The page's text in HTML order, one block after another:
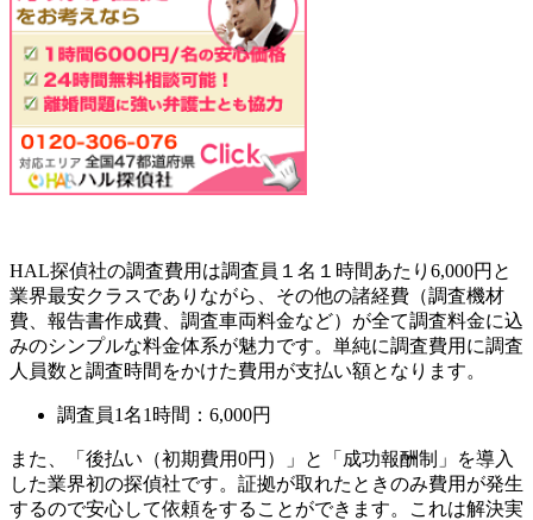
HAL探偵社の調査費用は調査員１名１時間あたり6,000円と
業界最安クラスでありながら、その他の諸経費（調査機材
費、報告書作成費、調査車両料金など）が全て調査料金に込
みのシンプルな料金体系が魅力です。単純に調査費用に調査
人員数と調査時間をかけた費用が支払い額となります。
調査員1名1時間： 6,000円
また、 「後払い（初期費用0円）」 と 「成功報酬制」
を導入
した業界初の探偵社です。証拠が取れたときのみ費用が発生
するので安心して依頼をすることができます。これは解決実